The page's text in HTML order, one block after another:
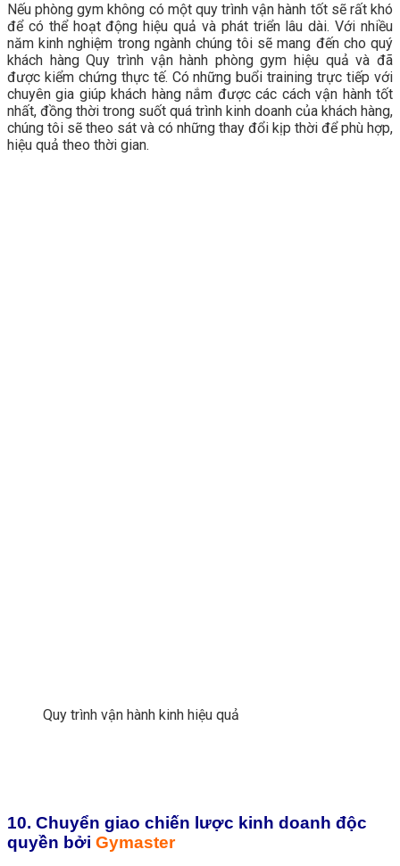
Nếu phòng gym không có một quy trình vận hành tốt sẽ rất khó
để có thể hoạt động hiệu quả và phát triển lâu dài. Với nhiều
năm kinh nghiệm trong ngành chúng tôi sẽ mang đến cho quý
khách hàng Quy trình vận hành phòng gym hiệu quả và đã
được kiểm chứng thực tế. Có những buổi training trực tiếp với
chuyên gia giúp khách hàng nắm được các cách vận hành tốt
nhất, đồng thời trong suốt quá trình kinh doanh của khách hàng,
chúng tôi sẽ theo sát và có những thay đổi kịp thời để phù hợp,
hiệu quả theo thời gian.
Quy trình vận hành kinh hiệu quả
10. Chuyển giao chiến lược kinh doanh độc
quyền bởi Gymaster